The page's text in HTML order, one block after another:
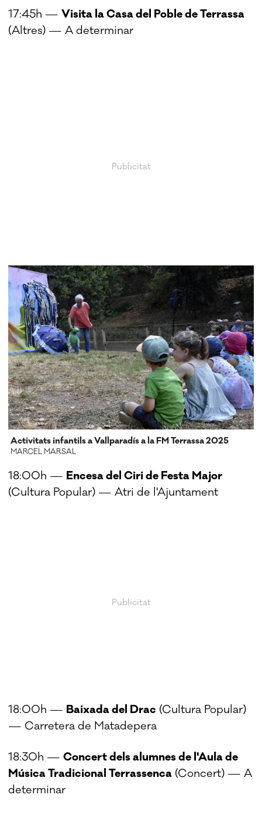
17:45h —Visita la Casa del Poble de Terrassa
(Altres) — A determinar
Activitats infantils a Vallparadís a la FM Terrassa 2025
MARCEL MARSAL
18:00h — Encesa del Ciri de Festa Major
(Cultura Popular) — Atri de l'Ajuntament
18:00h — Baixada del Drac (Cultura Popular)
— Carretera de Matadepera
18:30h —Concert dels alumnes de l'Aula de
Música Tradicional Terrassenca (Concert) — A
determinar